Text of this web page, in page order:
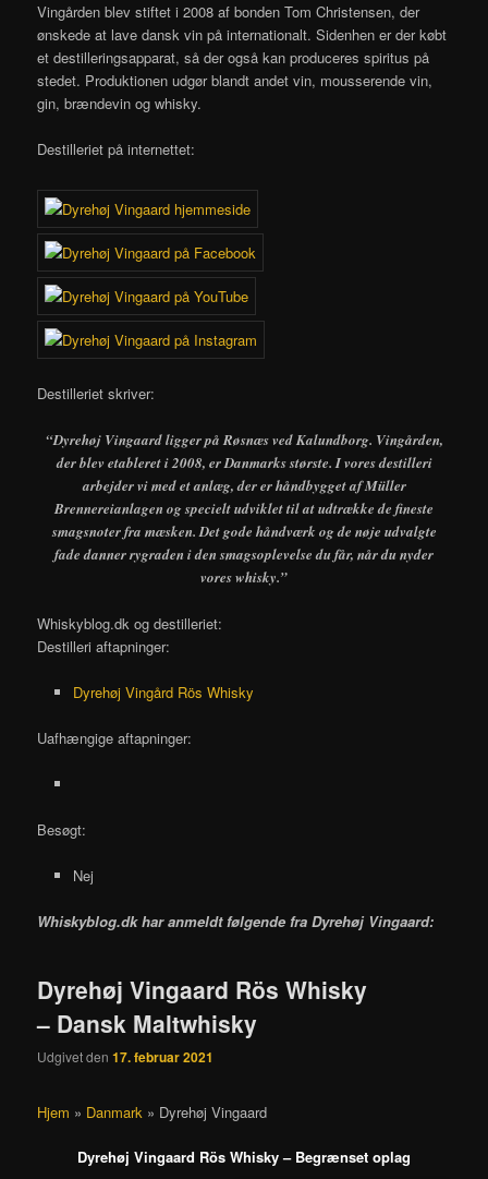
Vingården blev stiftet i 2008 af bonden Tom Christensen, der
ønskede at lave dansk vin på internationalt. Sidenhen er der købt
et destilleringsapparat, så der også kan produceres spiritus på
stedet. Produktionen udgør blandt andet vin, mousserende vin,
gin, brændevin og whisky.
Destilleriet på internettet:
Destilleriet skriver:
“Dyrehøj Vingaard ligger på Røsnæs ved Kalundborg. Vingården,
der blev etableret i 2008, er Danmarks største. I vores destilleri
arbejder vi med et anlæg, der er håndbygget af Müller
Brennereianlagen og specielt udviklet til at udtrække de fineste
smagsnoter fra mæsken. Det gode håndværk og de nøje udvalgte
fade danner rygraden i den smagsoplevelse du får, når du nyder
vores whisky.”
Whiskyblog.dk og destilleriet:
Destilleri aftapninger:
Dyrehøj Vingård Rös Whisky
Uafhængige aftapninger:
Besøgt:
Nej
Whiskyblog.dk har anmeldt følgende fraDyrehøj Vingaard:
Dyrehøj Vingaard Rös Whisky
– Dansk Maltwhisky
Udgivet den17. februar 2021
Hjem » Danmark » Dyrehøj Vingaard
Dyrehøj Vingaard Rös Whisky – Begrænset oplag